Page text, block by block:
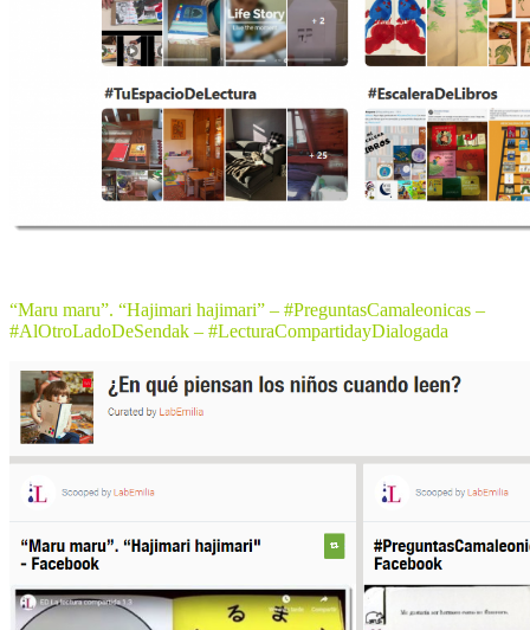
“Maru maru”. “Hajimari hajimari” – #PreguntasCamaleonicas –
#AlOtroLadoDeSendak – #LecturaCompartidayDialogada